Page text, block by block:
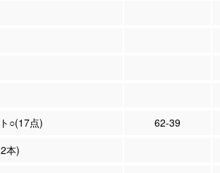
○(17点)
62-39
本)